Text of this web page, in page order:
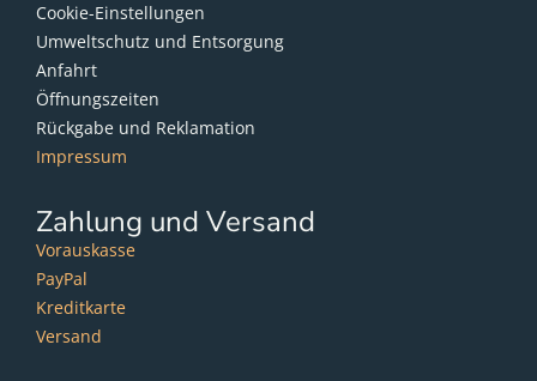
Cookie-Einstellungen
Umweltschutz und Entsorgung
Anfahrt
Öffnungszeiten
Rückgabe und Reklamation
Impressum
Zahlung und Versand
Vorauskasse
PayPal
Kreditkarte
Versand